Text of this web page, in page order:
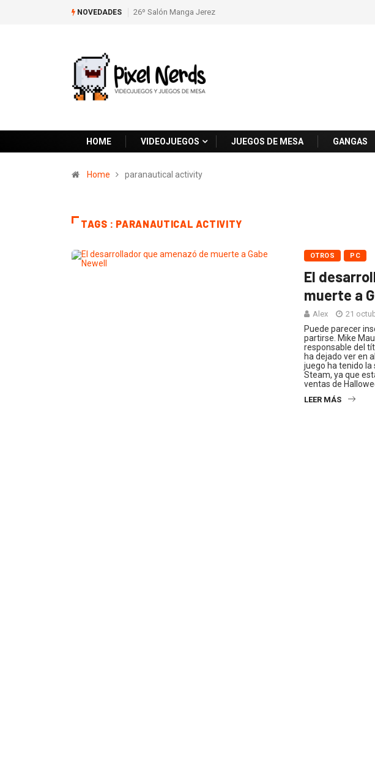
NOVEDADES 26º Salón Manga Jerez
HOME VIDEOJUEGOS JUEGOS DE MESA GANGAS
Home paranautical activity
TAGS : PARANAUTICAL ACTIVITY
OTROS PC
El
muerte a
Alex 21
Puede parecer
partirse. Mike
responsable del
ha dejado ver en
juego ha tenido la
Steam, ya que
ventas de
LEER MÁS